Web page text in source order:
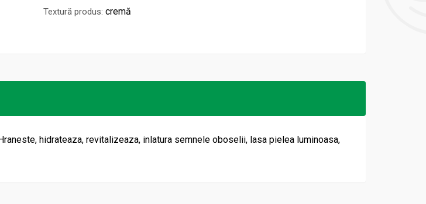
Textură produs: cremă
hidrateaza, revitalizeaza, inlatura semnele oboselii, lasa pielea luminoasa,